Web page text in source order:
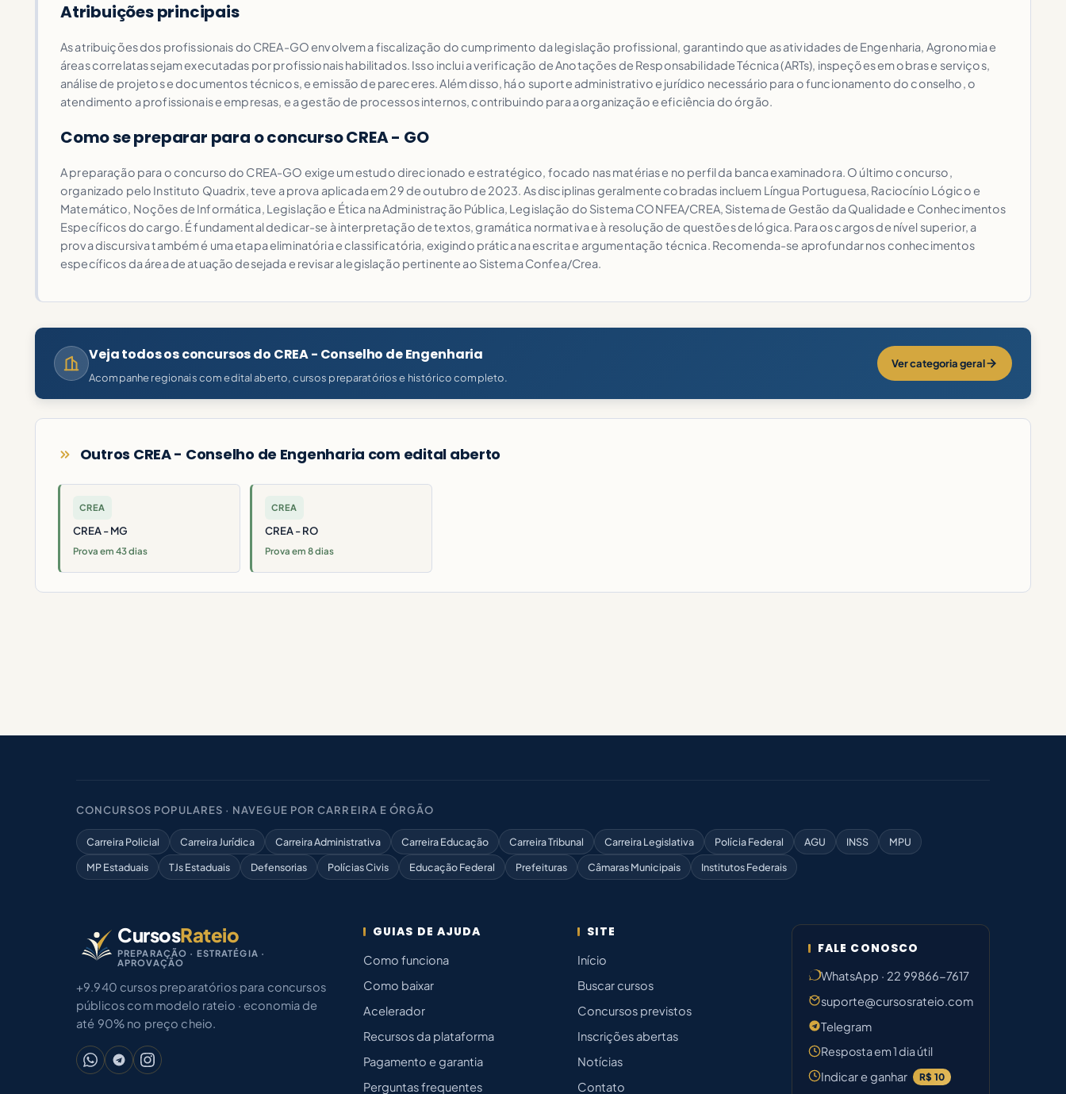
Atribuições principais
As atribuições dos profissionais do CREA-GO envolvem a fiscalização do cumprimento da legislação profissional, garantindo que as atividades de Engenharia, Agronomia e
áreas correlatas sejam executadas por profissionais habilitados. Isso inclui a verificação de Anotações de Responsabilidade Técnica (ARTs), inspeções em obras e serviços,
análise de projetos e documentos técnicos, e emissão de pareceres. Além disso, há o suporte administrativo e jurídico necessário para o funcionamento do conselho, o
atendimento a profissionais e empresas, e a gestão de processos internos, contribuindo para a organização e eficiência do órgão.
Como se preparar para o concurso CREA - GO
A preparação para o concurso do CREA-GO exige um estudo direcionado e estratégico, focado nas matérias e no perfil da banca examinadora. O último concurso,
organizado pelo Instituto Quadrix, teve a prova aplicada em 29 de outubro de 2023. As disciplinas geralmente cobradas incluem Língua Portuguesa, Raciocínio Lógico e
Matemático, Noções de Informática, Legislação e Ética na Administração Pública, Legislação do Sistema CONFEA/CREA, Sistema de Gestão da Qualidade e Conhecimentos
Específicos do cargo. É fundamental dedicar-se à interpretação de textos, gramática normativa e à resolução de questões de lógica. Para os cargos de nível superior, a
prova discursiva também é uma etapa eliminatória e classificatória, exigindo prática na escrita e argumentação técnica. Recomenda-se aprofundar nos conhecimentos
específicos da área de atuação desejada e revisar a legislação pertinente ao Sistema Confea/Crea.
Veja todos os concursos do CREA - Conselho de Engenharia
Acompanhe regionais com edital aberto, cursos preparatórios e histórico completo.
Ver categoria geral
Outros CREA - Conselho de Engenharia com edital aberto
CREA
CREA - MG
Prova em 43 dias
CREA
CREA - RO
Prova em 8 dias
CONCURSOS POPULARES · NAVEGUE POR CARREIRA E ÓRGÃO
Carreira Policial Carreira Jurídica Carreira Administrativa Carreira Educação Carreira Tribunal Carreira Legislativa Polícia Federal AGU INSS
MPU
MP Estaduais
TJs Estaduais Defensorias Polícias Civis Educação Federal Prefeituras Câmaras Municipais Institutos Federais
CursosRateio
PREPARAÇÃO · ESTRATÉGIA ·
APROVAÇÃO
+9.940 cursos preparatórios para concursos
públicos com modelo rateio · economia de
até 90% no preço cheio.
GUIAS DE AJUDA
Como funciona
Como baixar
Acelerador
Recursos da plataforma
Pagamento e garantia
Perguntas frequentes
SITE
Início
Buscar cursos
Concursos previstos
Inscrições abertas
Notícias
Contato
FALE CONOSCO
WhatsApp · 22 99866-7617
suporte@cursosrateio.com
Telegram
Resposta em 1 dia útil
Indicar e ganhar
R$ 10